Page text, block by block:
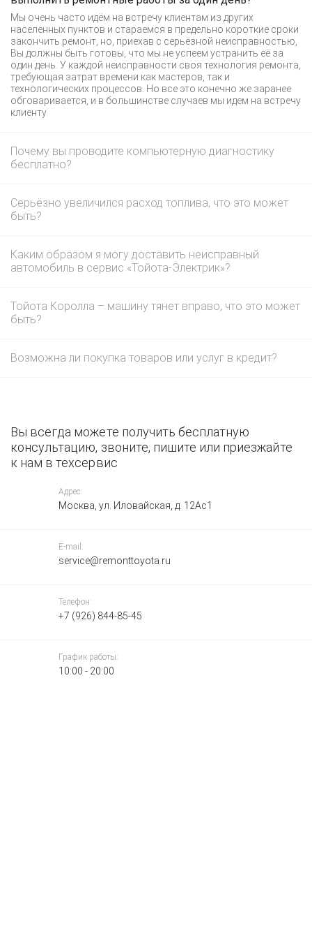
Мы очень часто идём на встречу клиентам из других
населенных пунктов и стараемся в предельно короткие сроки
закончить ремонт, но, приехав с серьёзной неисправностью,
Вы должны быть готовы, что мы не успеем устранить её за
один день. У каждой неисправности своя технология ремонта,
требующая затрат времени как мастеров, так и
технологических процессов. Но все это конечно же заранее
обговаривается, и в большинстве случаев мы идем на встречу
клиенту.
Почему вы проводите компьютерную диагностику
бесплатно?
Серьёзно увеличился расход топлива, что это может
быть?
Каким образом я могу доставить неисправный
автомобиль в сервис «Тойота-Электрик»?
Тойота Королла – машину тянет вправо, что это может
быть?
Возможна ли покупка товаров или услуг в кредит?
Вы всегда можете получить бесплатную
консультацию, звоните, пишите или приезжайте
к нам в техсервис
Адрес:
Москва, ул. Иловайская, д. 12Ас1
E-mail:
service@remonttoyota.ru
Телефон:
+7 (926) 844-85-45
График работы:
10:00 - 20:00